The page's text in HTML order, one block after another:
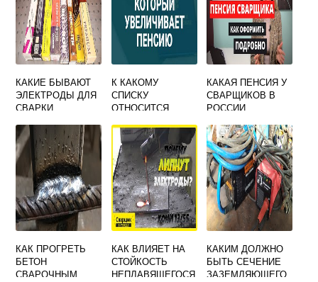
КАКИЕ БЫВАЮТ
ЭЛЕКТРОДЫ ДЛЯ
СВАРКИ
К КАКОМУ
СПИСКУ
ОТНОСИТСЯ
ВРЕДНОСТИ
КАКАЯ ПЕНСИЯ У
СВАРЩИКОВ В
РОССИИ
КАК ПРОГРЕТЬ
БЕТОН
СВАРОЧНЫМ
КАК ВЛИЯЕТ НА
СТОЙКОСТЬ
НЕПЛАВЯЩЕГОСЯ
КАКИМ ДОЛЖНО
БЫТЬ СЕЧЕНИЕ
ЗАЗЕМЛЯЮЩЕГО